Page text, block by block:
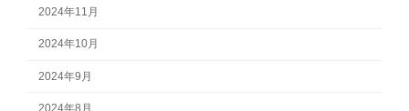
2024年11月
2024年10月
2024年9月
2024年8月